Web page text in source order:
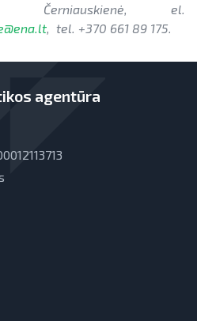
Černiauskienė, el.
, tel. +370 661 89 175.
agentūra